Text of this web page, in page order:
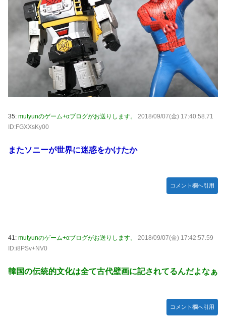
35: mutyunのゲーム+αブログがお送りします。
2018/09/07(金) 17:40:58.71
ID:FGXXsKy00
またソニーが世界に迷惑をかけたか
コメント欄へ引用
41: mutyunのゲーム+αブログがお送りします。
2018/09/07(金) 17:42:57.59
ID:i8PSv+NV0
韓国の伝統的文化は全て古代壁画に記されてるんだよなぁ
コメント欄へ引用